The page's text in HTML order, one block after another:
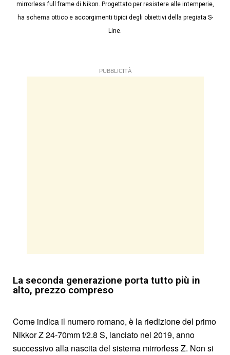
mirrorless full frame di Nikon. Progettato per resistere alle intemperie,
ha schema ottico e accorgimenti tipici degli obiettivi della pregiata S-
Line.
PUBBLICITÀ
La seconda generazione porta tutto più in
alto, prezzo compreso
Come indica il numero romano, è la riedizione del primo
Nikkor Z 24-70mm f/2.8 S, lanciato nel 2019, anno
successivo alla nascita del sistema mirrorless Z. Non si